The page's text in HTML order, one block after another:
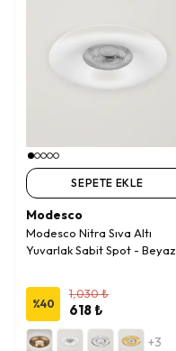
SEPETE EKLE
Modesco
Modesco Nitra Sıva Altı
Yuvarlak Sabit Spot - Beyaz
%40
1,030 ₺
618 ₺
+3